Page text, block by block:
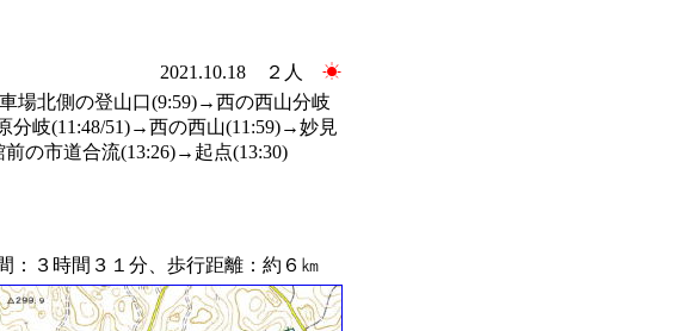
2021.10.18 ２人 ☀
場北側の登山口(9:59)→西の西山分岐
岐(11:48/51)→西の西山(11:59)→妙見
の市道合流(13:26)→起点(13:30)
３時間３１分、歩行距離：約６㎞